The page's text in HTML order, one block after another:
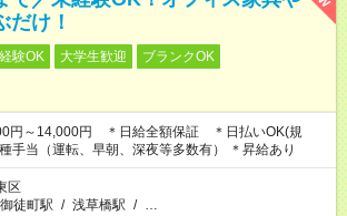
だけ！
験OK 大学生歓迎
ブランクOK
円～14,000円 ＊日給全額保証 ＊日払いOK(規
手当（運転、早朝、深夜等多数有） ＊昇給あり
区
御徒町駅 / 浅草橋駅 / …